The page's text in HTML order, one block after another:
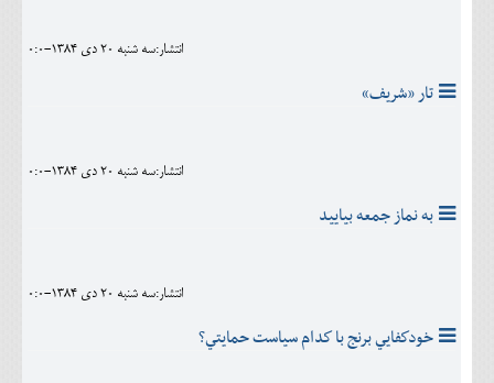
انتشار:سه شنبه 20 دی 1384-0:0
تار «شريف»
انتشار:سه شنبه 20 دی 1384-0:0
به نماز جمعه بياييد
انتشار:سه شنبه 20 دی 1384-0:0
خودكفايي برنج با كدام سياست حمايتي؟